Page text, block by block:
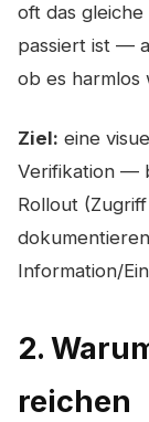
oft das
passiert ist —
ob es harmlos
Ziel: eine
Verifikation —
Rollout
Information/
2.
reichen